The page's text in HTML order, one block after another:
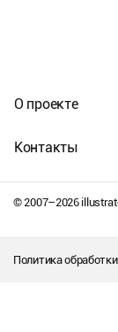
© 2007–2026
О проекте
Контакты
Политика